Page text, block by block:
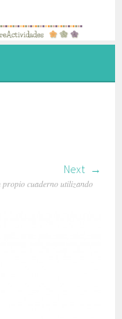
Next
propio cuaderno utilizando